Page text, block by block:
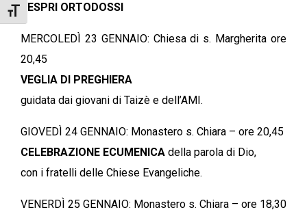
Attiva/disattiva dimensione testo
VESPRI ORTODOSSI
MERCOLEDÌ 23 GENNAIO: Chiesa di s. Margherita ore
20,45
VEGLIA DI PREGHIERA
guidata dai giovani di Taizè e dell’AMI.
GIOVEDÌ 24 GENNAIO: Monastero s. Chiara – ore 20,45
CELEBRAZIONE ECUMENICA della parola di Dio,
con i fratelli delle Chiese Evangeliche.
VENERDÌ 25 GENNAIO: Monastero s. Chiara – ore 18,30